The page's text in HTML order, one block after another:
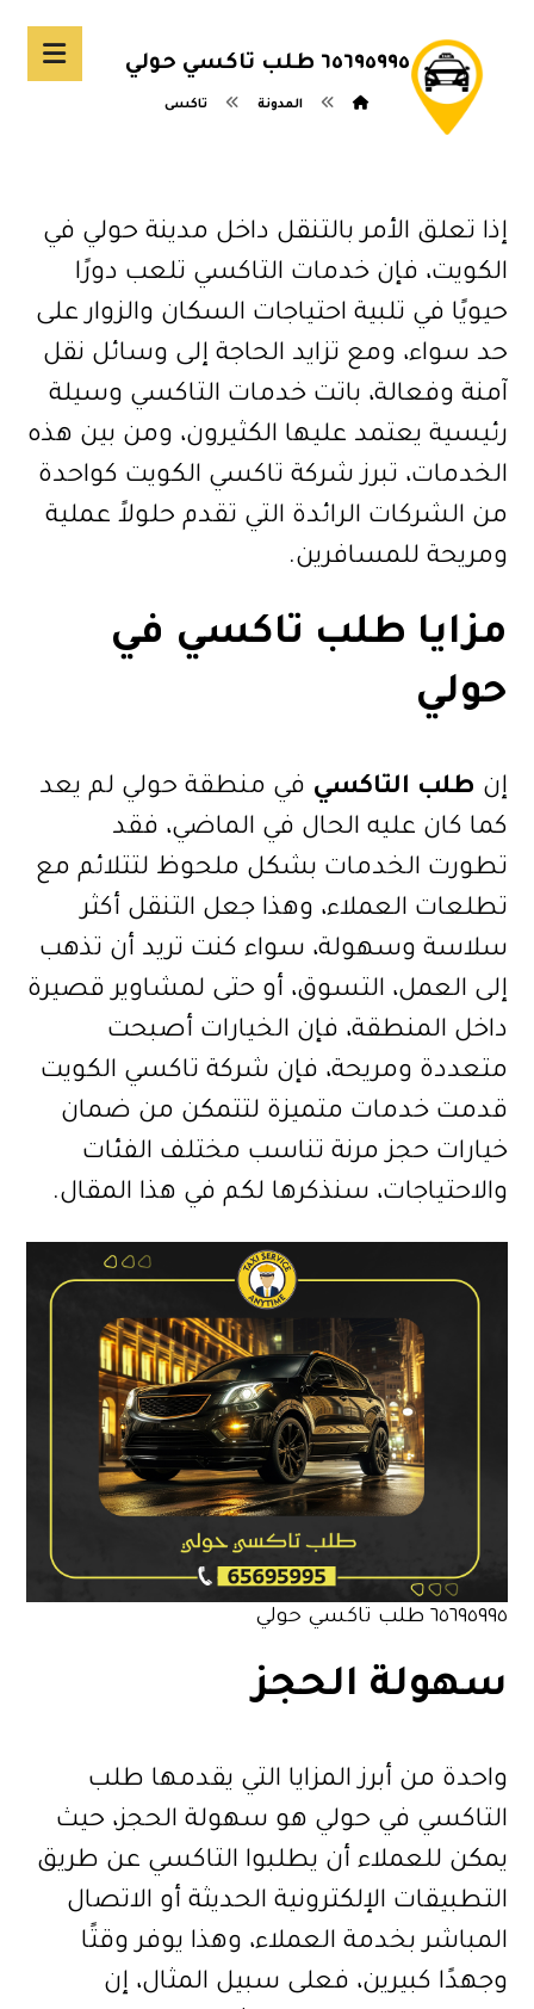
٦٥٦٩٥٩٩٥ طلب تاكسي حولي
المدونة تاكسى
إذا تعلق الأمر بالتنقل داخل مدينة حولي في
الكويت، فإن خدمات التاكسي تلعب دورًا
حيويًا في تلبية احتياجات السكان والزوار على
حد سواء، ومع تزايد الحاجة إلى وسائل نقل
آمنة وفعالة، باتت خدمات التاكسي وسيلة
رئيسية يعتمد عليها الكثيرون، ومن بين هذه
الخدمات، تبرز شركة تاكسي الكويت كواحدة
من الشركات الرائدة التي تقدم حلولاً عملية
ومريحة للمسافرين.
مزايا طلب تاكسي في
حولي
إن طلب التاكسي في منطقة حولي لم يعد
كما كان عليه الحال في الماضي، فقد
تطورت الخدمات بشكل ملحوظ لتتلائم مع
تطلعات العملاء، وهذا جعل التنقل أكثر
سلاسة وسهولة، سواء كنت تريد أن تذهب
إلى العمل، التسوق، أو حتى لمشاوير قصيرة
داخل المنطقة، فإن الخيارات أصبحت
متعددة ومريحة، فإن شركة تاكسي الكويت
قدمت خدمات متميزة لتتمكن من ضمان
خيارات حجز مرنة تناسب مختلف الفئات
والاحتياجات، سنذكرها لكم في هذا المقال.
٦٥٦٩٥٩٩٥ طلب تاكسي حولي
سهولة الحجز
واحدة من أبرز المزايا التي يقدمها طلب
التاكسي في حولي هو سهولة الحجز، حيث
يمكن للعملاء أن يطلبوا التاكسي عن طريق
التطبيقات الإلكترونية الحديثة أو الاتصال
المباشر بخدمة العملاء، وهذا يوفر وقتًا
وجهدًا كبيرين، فعلى سبيل المثال، إن